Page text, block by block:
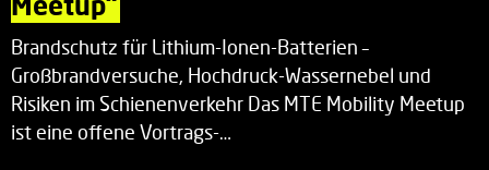
Brandschutz für Lithium-Ionen-Batterien –
Großbrandversuche, Hochdruck-Wassernebel und
Risiken im Schienenverkehr Das MTE Mobility Meetup
ist eine offene Vortrags-…